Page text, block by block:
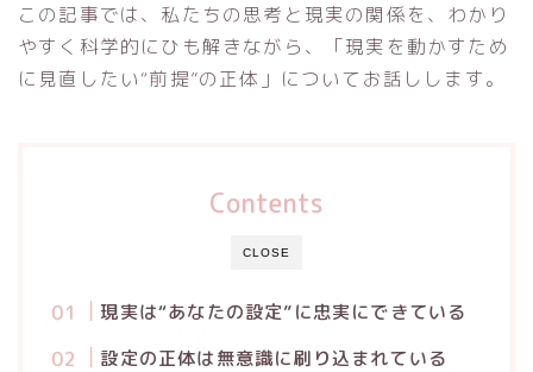
この記事では、私たちの思考と現実の関係を、わかり
やすく科学的にひも解きながら、「現実を動かすため
に見直したい“前提”の正体」についてお話しします。
CLOSE
Contents
現実は“あなたの設定”に忠実にできている
設定の正体は無意識に刷り込まれている